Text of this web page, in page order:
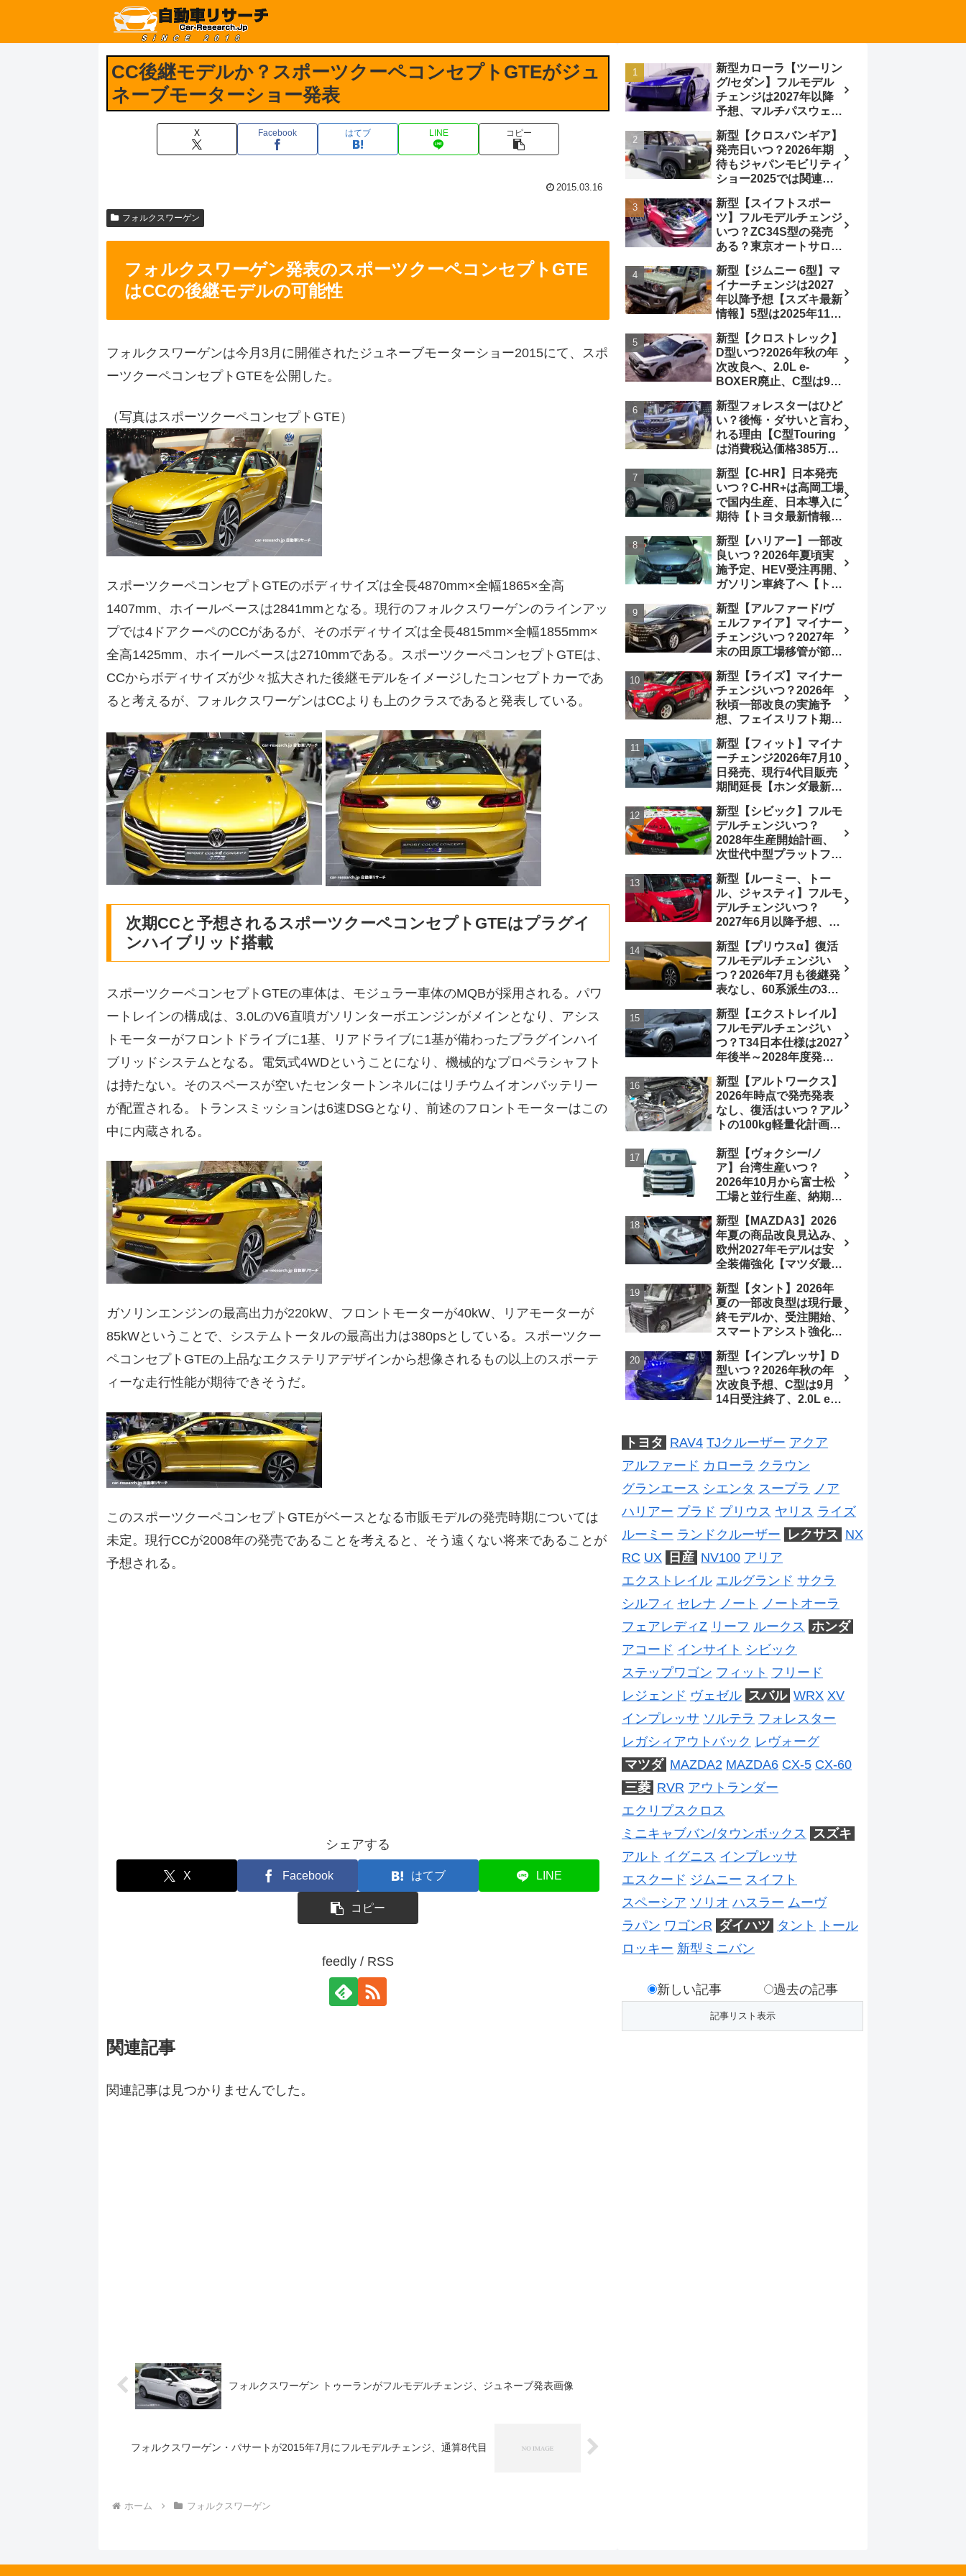
CC後継モデルか？スポーツクーペコンセプトGTEがジュ
ネーブモーターショー発表
X Facebook はてブ LINE コピー
2015.03.16
フォルクスワーゲン
フォルクスワーゲン発表のスポーツクーペコンセプトGTE
はCCの後継モデルの可能性
フォルクスワーゲンは今月3月に開催されたジュネーブモーターショー2015にて、スポ
ーツクーペコンセプトGTEを公開した。
（写真はスポーツクーペコンセプトGTE）
スポーツクーペコンセプトGTEのボディサイズは全長4870mm×全幅1865×全高
1407mm、ホイールベースは2841mmとなる。現行のフォルクスワーゲンのラインアッ
プでは4ドアクーペのCCがあるが、そのボディサイズは全長4815mm×全幅1855mm×
全高1425mm、ホイールベースは2710mmである。スポーツクーペコンセプトGTEは、
CCからボディサイズが少々拡大された後継モデルをイメージしたコンセプトカーであ
ると考えるが、フォルクスワーゲンはCCよりも上のクラスであると発表している。
次期CCと予想されるスポーツクーペコンセプトGTEはプラグイ
ンハイブリッド搭載
スポーツクーペコンセプトGTEの車体は、モジュラー車体のMQBが採用される。パワ
ートレインの構成は、3.0LのV6直噴ガソリンターボエンジンがメインとなり、アシス
トモーターがフロントドライブに1基、リアドライブに1基が備わったプラグインハイ
ブリッドシステムとなる。電気式4WDということになり、機械的なプロペラシャフト
は持たない。そのスペースが空いたセンタートンネルにはリチウムイオンバッテリー
が配置される。トランスミッションは6速DSGとなり、前述のフロントモーターはこの
中に内蔵される。
ガソリンエンジンの最高出力が220kW、フロントモーターが40kW、リアモーターが
85kWということで、システムトータルの最高出力は380psとしている。スポーツクー
ペコンセプトGTEの上品なエクステリアデザインから想像されるもの以上のスポーテ
ィーな走行性能が期待できそうだ。
このスポーツクーペコンセプトGTEがベースとなる市販モデルの発売時期については
未定。現行CCが2008年の発売であることを考えると、そう遠くない将来であることが
予想される。
シェアする
X Facebook はてブ LINE
コピー
feedly / RSS
関連記事
関連記事は見つかりませんでした。
フォルクスワーゲン トゥーランがフルモデルチェンジ、ジュネーブ発表画像
フォルクスワーゲン・パサートが2015年7月にフルモデルチェンジ、通算8代目
ホーム フォルクスワーゲン
新型カローラ【ツーリン
グ/セダン】フルモデル
チェンジは2027年以降
予想、マルチパスウェイ
BEVからの派生で新開発
小型エンジン搭載の
HEV/PHEV、ギガキャ
ストの採用は無しか【ト
ヨタ最新情報】60周年記
念車発売
新型【クロスバンギア】
発売日いつ？2026年期
待もジャパンモビリティ
ショー2025では関連モ
最新情報】ベース車ノ
ア/ヴォクシーの台湾生
産開始に注目、「ギア」
のほか「コア」と「ツー
ル」、デリカD:5対抗の
クロスオーバーSUVミニ
バン
新型【スイフトスポー
ツ】フルモデルチェンジ
いつ？ZC34S型の発売
ある？東京オートサロン
エロー レヴはスイスポ
コンセプトか？ハイブリ
ッド化/重量増/価格アッ
プが争点【スズキ最新情
報】特別仕様車
「ZC33S Final
Edition」終了
新型【ジムニー 6型】マ
イナーチェンジは2027
年以降予想【スズキ最新
情報】5型は2025年11月
ACC・スズキコネクト
採用
新型【クロストレック】
D型いつ?2026年秋の年
次改良へ、2.0L e-
BOXER廃止、C型は9月
ーボ採用予想【スバル最
新情報】
新型フォレスターはひど
い？後悔・ダサいと言わ
れる理由【C型Touring
は消費税込価格385万円
19.1km/L、納期4～5か
月】ナビUI・冬用タイ
ヤ・ウィルダネス日本発
売は？カーオブザイヤー
とJNCAP大賞受賞後も
残る注意点
新型【C-HR】日本発売
いつ？C-HR+は高岡工場
で国内生産、日本導入に
期待【トヨタ最新情報】
売、2代目HEV・PHEV
は日本未導入
新型【ハリアー】一部改
良いつ？2026年夏頃実
施予定、HEV受注再開、
ガソリン車終了へ【トヨ
チェンジ2027年以降予
想
新型【アルファード/ヴ
ェルファイア】マイナー
チェンジいつ？2027年
末の田原工場移管が節目
のフェイスリフト予想
【トヨタ最新情報】
2026年6月一部改良済
み、消費税込価格559万
9000円から
新型【ライズ】マイナー
チェンジいつ？2026年
秋頃一部改良の実施予
想、フェイスリフト期
2～3ヵ月に短縮【ダイハ
ツ最新情報】前回改良は
2024年11月5日、価格
180.07～244.2万円、値
上げ約8～10万円、法規
対応、ハイブリッド
4WD追加まだ、フルモ
デルチェンジはトヨタが
介入か
新型【フィット】マイナ
ーチェンジ2026年7月10
日発売、現行4代目販売
期間延長【ホンダ最新情
いつ？フルモデルチェン
ジは2029年頃まで遅れ
る予想
新型【シビック】フルモ
デルチェンジいつ？
2028年生産開始計画、
次世代中型プラットフォ
搭載予想【ホンダ最新情
報】Honda S+ Shiftは現
行e:HEV RS 消費税込
4,659,600円で先行導入
新型【ルーミー、トー
ル、ジャスティ】フルモ
デルチェンジいつ？
2027年6月以降予想、ビ
う無い？【トヨタ最新情
報】1.2Lハイブリッド追
加は次期型に期待
新型【プリウスα】復活
フルモデルチェンジい
つ？2026年7月も後継発
表なし、60系派生の3列
発売される可能性は【ト
ヨタ最新情報デザイン予
想画像】スライドドア装
備の要望も
新型【エクストレイル】
フルモデルチェンジい
つ？T34日本仕様は2027
年後半～2028年度発売
米ローグe-POWERは
2026年後半投入へ
新型【アルトワークス】
2026年時点で発売発表
なし、復活はいつ？アル
トの100kg軽量化計画は
処、5MTターボとアルト
スピリットに期待【スズ
キ最新情報】
新型【ヴォクシー/ノ
ア】台湾生産いつ？
2026年10月から富士松
工場と並行生産、納期短
2026年5月6日マイナー
チェンジ、価格 NOAH
326万1500円、VOXY
375万1000円、特別仕様
車 WxBと煌の追加に期
待、S-Zに12.3インチメ
ーター
新型【MAZDA3】2026
年夏の商品改良見込み、
欧州2027年モデルは安
全装備強化【マツダ最新
ジは2028年以降予想
新型【タント】2026年
夏の一部改良型は現行最
終モデルか、受注開始、
スマートアシスト強化と
フルモデルチェンジ予想
【ダイハツ最新情報】
新型【インプレッサ】D
型いつ？2026年秋の年
次改良予想、C型は9月
14日受注終了、2.0L e-
予想【スバル最新情報】
トヨタ RAV4 TJクルーザー アクア
アルファード カローラ クラウン
グランエース シエンタ スープラ
ノア
ハリアー プラド プリウス ヤリス ライズ
ルーミー ランドクルーザー レクサス NX
RC UX 日産 NV100 アリア
エクストレイル エルグランド サクラ
シルフィ セレナ ノート
ノートオーラ
フェアレディZ リーフ ルークス ホンダ
アコード インサイト シビック
ステップワゴン フィット フリード
レジェンド ヴェゼル スバル WRX XV
インプレッサ ソルテラ フォレスター
レガシィアウトバック レヴォーグ
マツダ MAZDA2 MAZDA6 CX-5 CX-60
三菱 RVR アウトランダー
エクリプスクロス
ミニキャブバン/タウンボックス
スズキ
アルト イグニス インプレッサ
エスクード ジムニー スイフト
スペーシア ソリオ ハスラー ムーヴ
ラパン ワゴンR ダイハツ タント
トール
ロッキー 新型ミニバン
新しい記事 過去の記事